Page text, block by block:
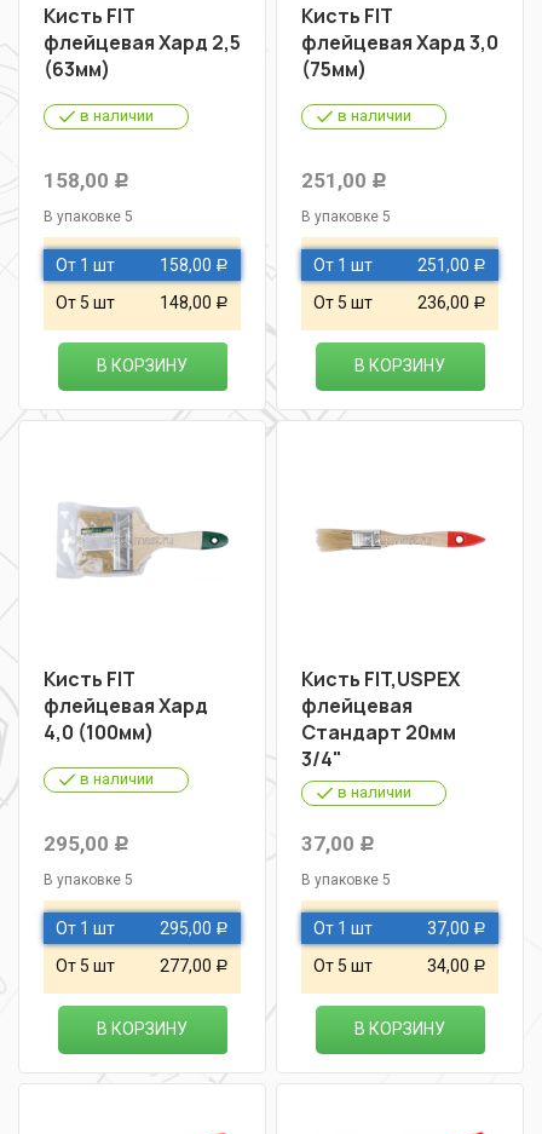
Кисть FIT
флейцевая Хард 2,5
(63мм)
в наличии
158,00 Р
В упаковке 5
От 1 шт 158,00 Р
От 5 шт 148,00 Р
В КОРЗИНУ
Кисть FIT
флейцевая Хард 3,0
(75мм)
в наличии
251,00 Р
В упаковке 5
От 1 шт 251,00 Р
От 5 шт 236,00 Р
В КОРЗИНУ
Кисть FIT
флейцевая Хард
4,0 (100мм)
в наличии
295,00 Р
В упаковке 5
От 1 шт 295,00 Р
От 5 шт 277,00 Р
В КОРЗИНУ
Кисть FIT,USPEX
флейцевая
Стандарт 20мм
3/4"
в наличии
37,00 Р
В упаковке 5
От 1 шт 37,00 Р
От 5 шт 34,00 Р
В КОРЗИНУ